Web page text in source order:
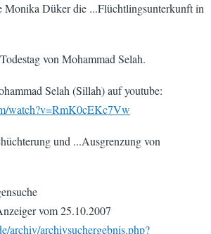
Monika Düker die ...Flüchtlingsunterkunft in
von Mohammad Selah.
Selah (Sillah) auf youtube:
watch?v=RmK0cEKc7Vw
und ...Ausgrenzung von
vom 25.10.2007
archiv/archivsuchergebnis.php?